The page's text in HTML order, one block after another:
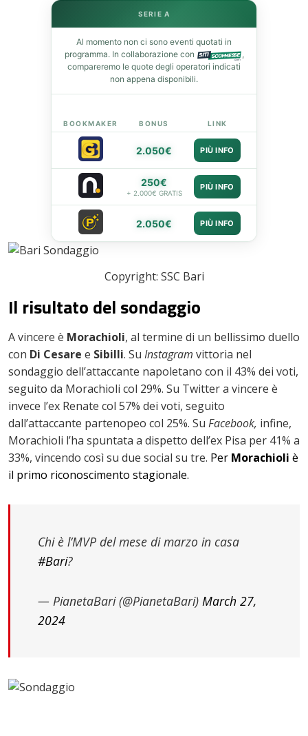
SERIE A
Al momento non ci sono eventi quotati in
programma. In collaborazione con
,
compareremo le quote degli operatori indicati
non appena disponibili.
BOOKMAKER BONUS LINK
2.050€ PIÙ INFO
250€
+ 2.000€ GRATIS
PIÙ INFO
2.050€ PIÙ INFO
Copyright: SSC Bari
Il risultato del sondaggio
A vincere è Morachioli, al termine di un bellissimo duello
con Di Cesare e Sibilli. Su Instagram vittoria nel
sondaggio dell’attaccante napoletano con il 43% dei voti,
seguito da Morachioli col 29%. Su Twitter a vincere è
invece l’ex Renate col 57% dei voti, seguito
dall’attaccante partenopeo col 25%. Su Facebook, infine,
Morachioli l’ha spuntata a dispetto dell’ex Pisa per 41% a
33%, vincendo così su due social su tre. Per Morachioli è
il primo riconoscimento stagionale.
Chi è l’MVP del mese di marzo in casa
#Bari?
— PianetaBari (@PianetaBari) March 27,
2024